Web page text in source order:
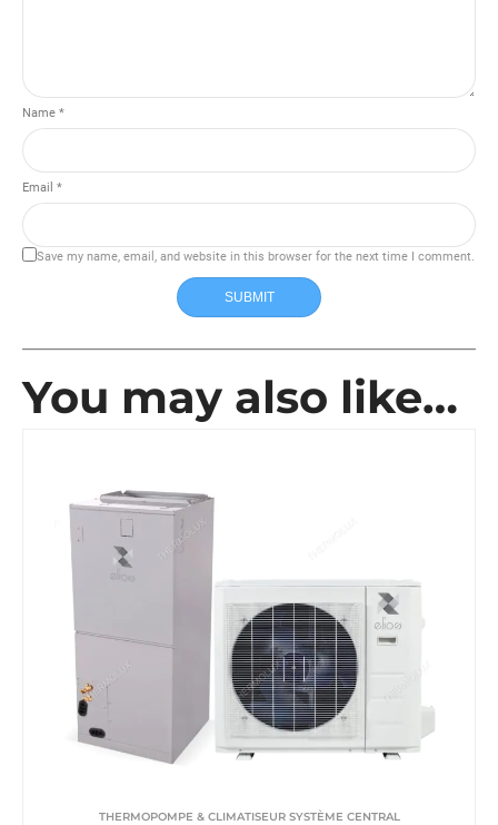
Name *
Email *
Save my name, email, and website in this browser for the next time I comment.
SUBMIT
You may also like…
THERMOPOMPE & CLIMATISEUR SYSTÈME CENTRAL